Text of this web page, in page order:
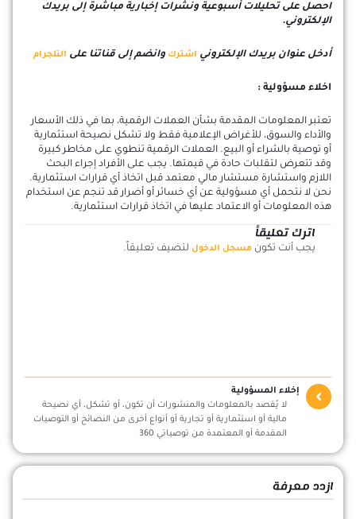
احصل على تحليلات أسبوعية ونشرات إخبارية مباشرة إلى بريدك
الإلكتروني.
أدخل عنوان بريدك الإلكتروني اشترك وانضم إلى قناتنا على التلجرام
اخلاء مسؤولية :
تعتبر المعلومات المقدمة بشأن العملات الرقمية، بما في ذلك الأسعار
والأداء والسوق، للأغراض الإعلامية فقط ولا تشكل نصيحة استثمارية
أو توصية بالشراء أو البيع. العملات الرقمية تنطوي على مخاطر كبيرة
وقد تتعرض لتقلبات حادة في قيمتها. يجب على الأفراد إجراء البحث
اللازم واستشارة مستشار مالي معتمد قبل اتخاذ أي قرارات استثمارية.
نحن لا نتحمل أي مسؤولية عن أي خسائر أو أضرار قد تنجم عن استخدام
هذه المعلومات أو الاعتماد عليها في اتخاذ قرارات استثمارية.
اترك تعليقاً
يجب أنت تكون مسجل الدخول لتضيف تعليقاً.
إخلاء المسؤولية
لا يُقصد بالمعلومات والمنشورات أن تكون، أو تشكل، أي نصيحة
مالية أو استثمارية أو تجارية أو أنواع أخرى من النصائح أو التوصيات
المقدمة أو المعتمدة من توصياتي 360
ازدد معرفة